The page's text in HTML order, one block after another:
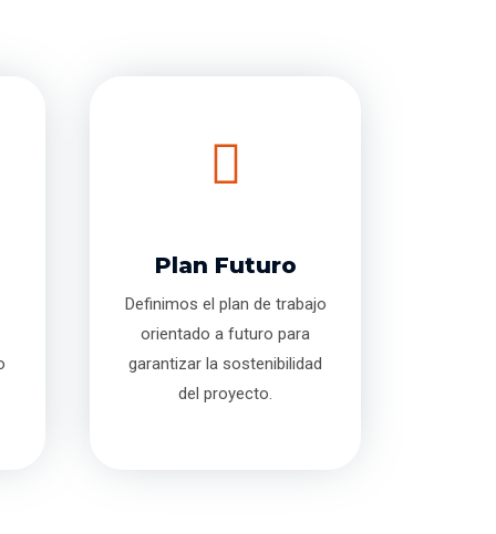
Plan Futuro
Definimos el plan de trabajo
orientado a futuro para
garantizar la sostenibilidad
del proyecto.